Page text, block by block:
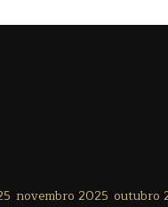
novembro 2025 outubro